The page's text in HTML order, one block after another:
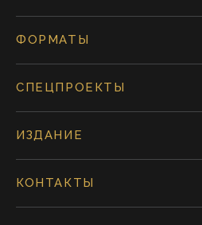
ФОРМАТЫ
СПЕЦПРОЕКТЫ
ИЗДАНИЕ
КОНТАКТЫ